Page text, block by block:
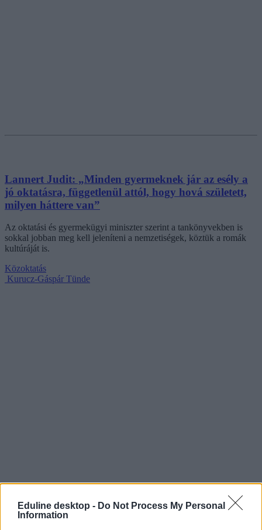
Eduline desktop - Do Not Process My Personal
Information
Lannert Judit: „Minden gyermeknek jár az esély a
jó oktatásra, függetlenül attól, hogy hová született,
milyen háttere van”
Az oktatási és gyermekügyi miniszter szerint a tankönyvekben is
sokkal jobban meg kell jeleníteni a nemzetiségek, köztük a romák
kultúráját is.
Közoktatás
Kurucz-Gáspár Tünde